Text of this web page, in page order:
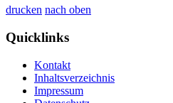
drucken nach oben
Quicklinks
Kontakt
Inhaltsverzeichnis
Impressum